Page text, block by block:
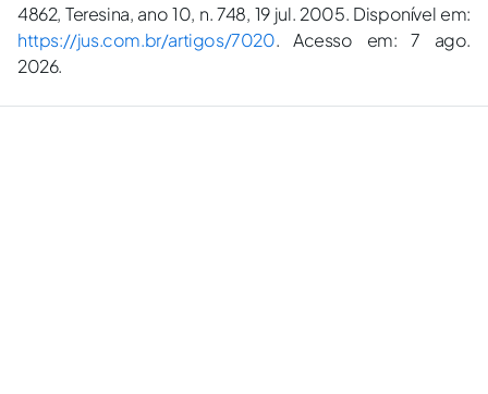
4862, Teresina, ano 10, n. 748, 19 jul. 2005. Disponível em:
https://jus.com.br/artigos/7020. Acesso em: 7 ago.
2026.